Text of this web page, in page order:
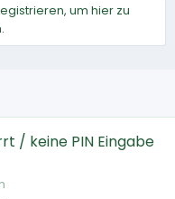
um hier zu
/ keine PIN Eingabe